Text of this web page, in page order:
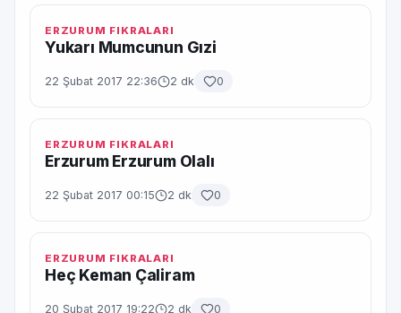
ERZURUM FIKRALARI
Yukarı Mumcunun Gızi
22 Şubat 2017 22:36 2 dk 0
ERZURUM FIKRALARI
Erzurum Erzurum Olalı
22 Şubat 2017 00:15 2 dk 0
ERZURUM FIKRALARI
Heç Keman Çaliram
20 Şubat 2017 19:22 2 dk 0